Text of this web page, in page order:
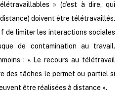
» (c’est à dire, qui
doivent être télétravaillés.
de limiter les interactions sociales
de contamination au travail.
: « Le recours au télétravail
des tâches le permet ou partiel si
être réalisées à distance ».